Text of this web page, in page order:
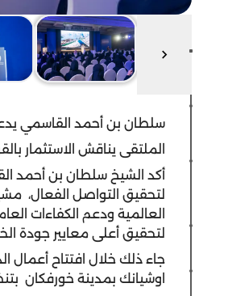
سلطان بن أحمد القاسمي يدعو
الملتقى يناقش الاستثمار
أكد الشيخ سلطان بن أحمد
لتحقيق التواصل الفعال،
العالمية ودعم الكفاءات
لتحقيق أعلى معايير جودة
جاء ذلك خلال افتتاح أعمال
اوشيانك بمدينة خورفكان